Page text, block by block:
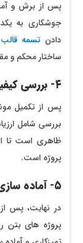
پس از برش و
جوشکاری به
دادن تسمه‌ قالب
ساختار محکم و
۴- بررسی کیفیت
پس از تکمیل
بررسی شامل
ظاهری است تا
پروژه است.
۵- آماده‌ سازی برای استفاده
در نهایت، پس
پروژه‌ های بتن